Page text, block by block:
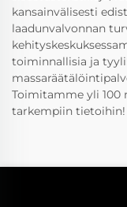
kansainvälisesti
laadunvalvonnan
toiminnallisia ja
Toimitamme yli 100
tarkempiin tietoihin!